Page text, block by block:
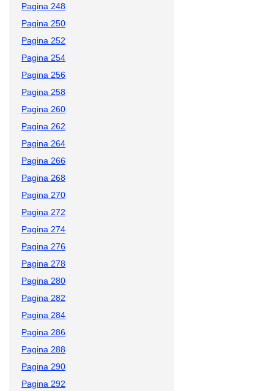
Pagina 248
Pagina 250
Pagina 252
Pagina 254
Pagina 256
Pagina 258
Pagina 260
Pagina 262
Pagina 264
Pagina 266
Pagina 268
Pagina 270
Pagina 272
Pagina 274
Pagina 276
Pagina 278
Pagina 280
Pagina 282
Pagina 284
Pagina 286
Pagina 288
Pagina 290
Pagina 292